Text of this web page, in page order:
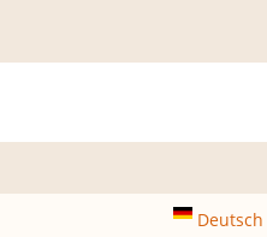
Deutsch